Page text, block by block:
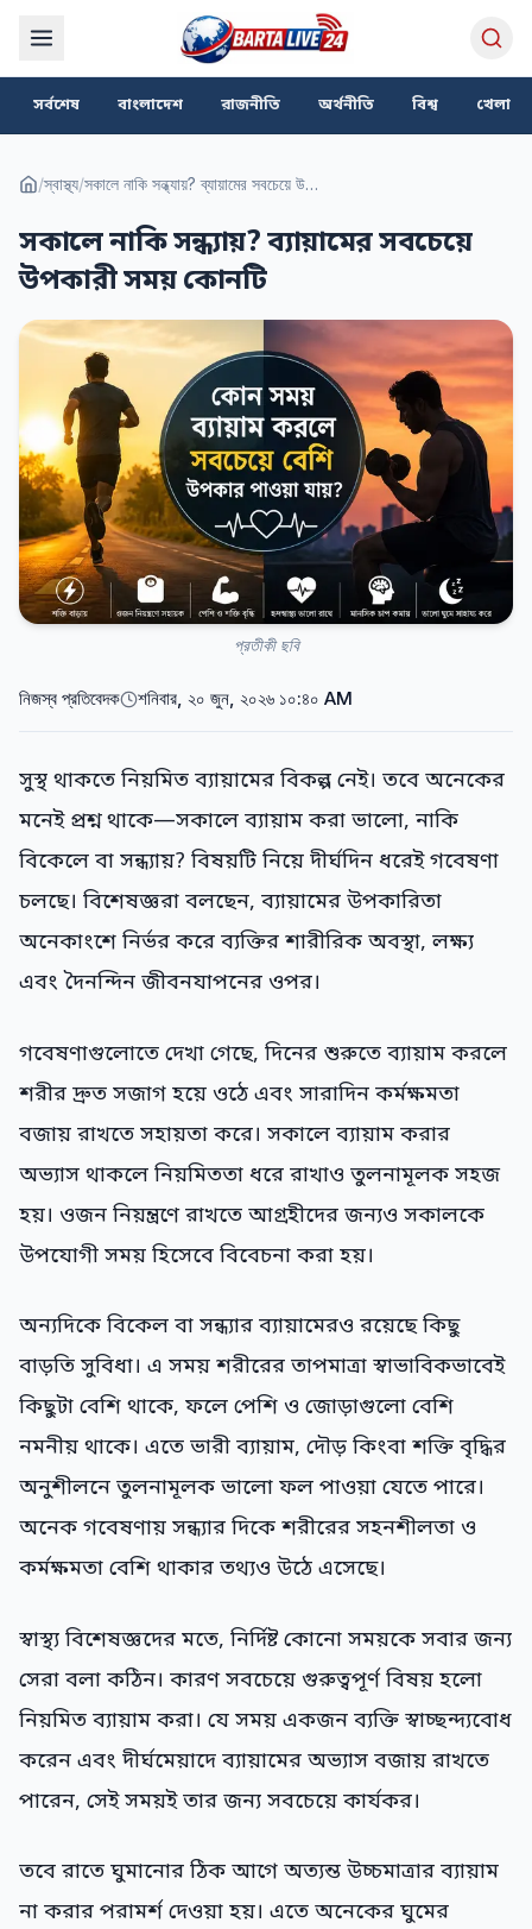
সর্বশেষ বাংলাদেশ রাজনীতি অর্থনীতি বিশ্ব খেলা
/স্বাস্থ্য/ সকালে নাকি সন্ধ্যায়? ব্যায়ামের সবচেয়ে উপকারী সময় কোনটি
সকালে নাকি সন্ধ্যায়? ব্যায়ামের সবচেয়ে
উপকারী সময় কোনটি
প্রতীকী ছবি
নিজস্ব প্রতিবেদক শনিবার, ২০ জুন, ২০২৬ ১০:৪০ AM
সুস্থ থাকতে নিয়মিত ব্যায়ামের বিকল্প নেই। তবে অনেকের
মনেই প্রশ্ন থাকে—সকালে ব্যায়াম করা ভালো, নাকি
বিকেলে বা সন্ধ্যায়? বিষয়টি নিয়ে দীর্ঘদিন ধরেই গবেষণা
চলছে। বিশেষজ্ঞরা বলছেন, ব্যায়ামের উপকারিতা
অনেকাংশে নির্ভর করে ব্যক্তির শারীরিক অবস্থা, লক্ষ্য
এবং দৈনন্দিন জীবনযাপনের ওপর।
গবেষণাগুলোতে দেখা গেছে, দিনের শুরুতে ব্যায়াম করলে
শরীর দ্রুত সজাগ হয়ে ওঠে এবং সারাদিন কর্মক্ষমতা
বজায় রাখতে সহায়তা করে। সকালে ব্যায়াম করার
অভ্যাস থাকলে নিয়মিততা ধরে রাখাও তুলনামূলক সহজ
হয়। ওজন নিয়ন্ত্রণে রাখতে আগ্রহীদের জন্যও সকালকে
উপযোগী সময় হিসেবে বিবেচনা করা হয়।
অন্যদিকে বিকেল বা সন্ধ্যার ব্যায়ামেরও রয়েছে কিছু
বাড়তি সুবিধা। এ সময় শরীরের তাপমাত্রা স্বাভাবিকভাবেই
কিছুটা বেশি থাকে, ফলে পেশি ও জোড়াগুলো বেশি
নমনীয় থাকে। এতে ভারী ব্যায়াম, দৌড় কিংবা শক্তি বৃদ্ধির
অনুশীলনে তুলনামূলক ভালো ফল পাওয়া যেতে পারে।
অনেক গবেষণায় সন্ধ্যার দিকে শরীরের সহনশীলতা ও
কর্মক্ষমতা বেশি থাকার তথ্যও উঠে এসেছে।
স্বাস্থ্য বিশেষজ্ঞদের মতে, নির্দিষ্ট কোনো সময়কে সবার জন্য
সেরা বলা কঠিন। কারণ সবচেয়ে গুরুত্বপূর্ণ বিষয় হলো
নিয়মিত ব্যায়াম করা। যে সময় একজন ব্যক্তি স্বাচ্ছন্দ্যবোধ
করেন এবং দীর্ঘমেয়াদে ব্যায়ামের অভ্যাস বজায় রাখতে
পারেন, সেই সময়ই তার জন্য সবচেয়ে কার্যকর।
তবে রাতে ঘুমানোর ঠিক আগে অত্যন্ত উচ্চমাত্রার ব্যায়াম
না করার পরামর্শ দেওয়া হয়। এতে অনেকের ঘুমের